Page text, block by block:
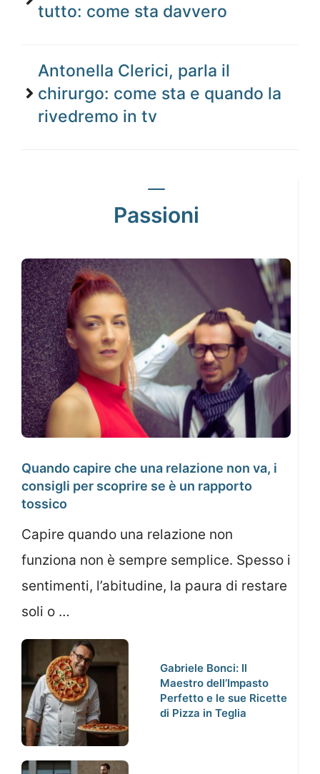
tutto: come sta davvero
Antonella Clerici, parla il
chirurgo: come sta e quando la
rivedremo in tv
Passioni
Quando capire che una relazione non va, i
consigli per scoprire se è un rapporto
tossico
Capire quando una relazione non
funziona non è sempre semplice. Spesso i
sentimenti, l’abitudine, la paura di restare
soli o …
Gabriele Bonci: Il
Maestro dell’Impasto
Perfetto e le sue Ricette
di Pizza in Teglia